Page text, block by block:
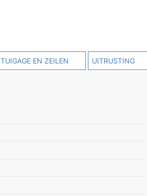
TUIGAGE EN ZEILEN UITRUSTING